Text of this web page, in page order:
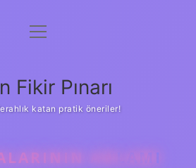
Gizlilik Politikası
Yasal Uyarı
menüyü
Fikir Pınarı
katan pratik öneriler!
ANLAMI